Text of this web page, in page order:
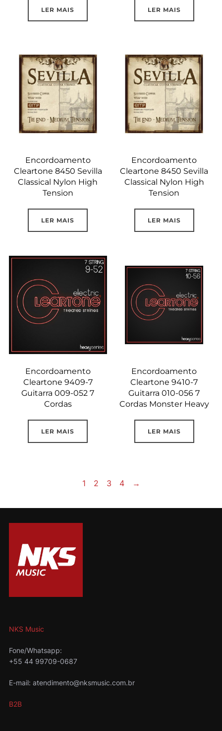
LER MAIS LER MAIS
Encordoamento
Cleartone 8450 Sevilla
Classical Nylon High
Tension
LER MAIS
Encordoamento
Cleartone 8450 Sevilla
Classical Nylon High
Tension
LER MAIS
Encordoamento
Cleartone 9409-7
Guitarra 009-052 7
Cordas
LER MAIS
Encordoamento
Cleartone 9410-7
Guitarra 010-056 7
Cordas Monster Heavy
LER MAIS
1 2 3 4 →
NKS Music
Fone/Whatsapp:
+55 44 99709-0687
E-mail: atendimento@nksmusic.com.br
B2B